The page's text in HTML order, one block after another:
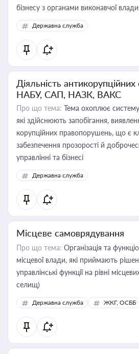
бізнесу з органами виконавчої влади
Державна служба
Діяльність антикорупційних
НАБУ, САП, НАЗК, ВАКС
Про що тема: Тема охоплює
які здійснюють запобігання,
корупційних правопорушень, що є
забезпечення прозорості й
управлінні та бізнесі
Державна служба
Місцеве самоврядування
Про що тема: Організація та
місцевої влади, які приймають
управлінські функції на рівні
селищ)
Державна служба ЖКГ, ОСББ